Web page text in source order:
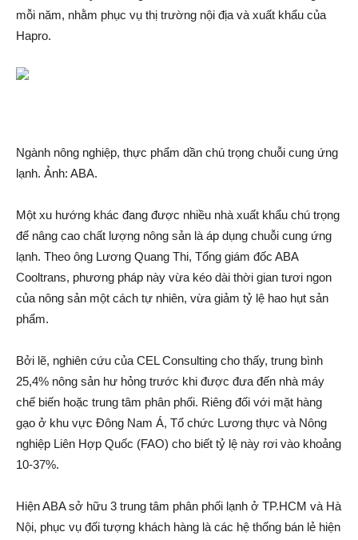
mỗi năm, nhằm phục vụ thị trường nội địa và xuất khẩu của
Hapro.
Ngành nông nghiệp, thực phẩm dần chú trọng chuỗi cung ứng
lạnh. Ảnh: ABA.
Một xu hướng khác đang được nhiều nhà xuất khẩu chú trọng
để nâng cao chất lượng nông sản là áp dụng chuỗi cung ứng
lạnh. Theo ông Lương Quang Thi, Tổng giám đốc ABA
Cooltrans, phương pháp này vừa kéo dài thời gian tươi ngon
của nông sản một cách tự nhiên, vừa giảm tỷ lệ hao hụt sản
phẩm.
Bởi lẽ, nghiên cứu của CEL Consulting cho thấy, trung bình
25,4% nông sản hư hỏng trước khi được đưa đến nhà máy
chế biến hoặc trung tâm phân phối. Riêng đối với mặt hàng
gạo ở khu vực Đông Nam Á, Tổ chức Lương thực và Nông
nghiệp Liên Hợp Quốc (FAO) cho biết tỷ lệ này rơi vào khoảng
10-37%.
Hiện ABA sở hữu 3 trung tâm phân phối lạnh ở TP.HCM và Hà
Nội, phục vụ đố‌i tượ‌ng khách hàng là các hệ thống bán lẻ hiện